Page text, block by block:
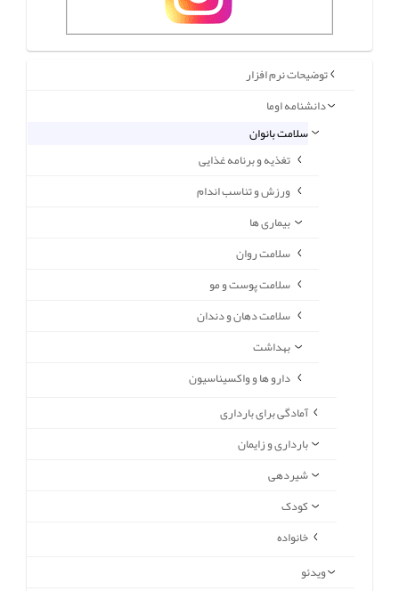
توضیحات نرم افزار
دانشنامه اوما
سلامت بانوان
تغذیه و برنامه غذایی
ورزش و تناسب اندام
بیماری ها
سلامت روان
سلامت پوست و مو
سلامت دهان و دندان
بهداشت
دارو ها و واکسیناسیون
آمادگی برای بارداری
بارداری و زایمان
شیردهی
کودک
خانواده
ویدئو